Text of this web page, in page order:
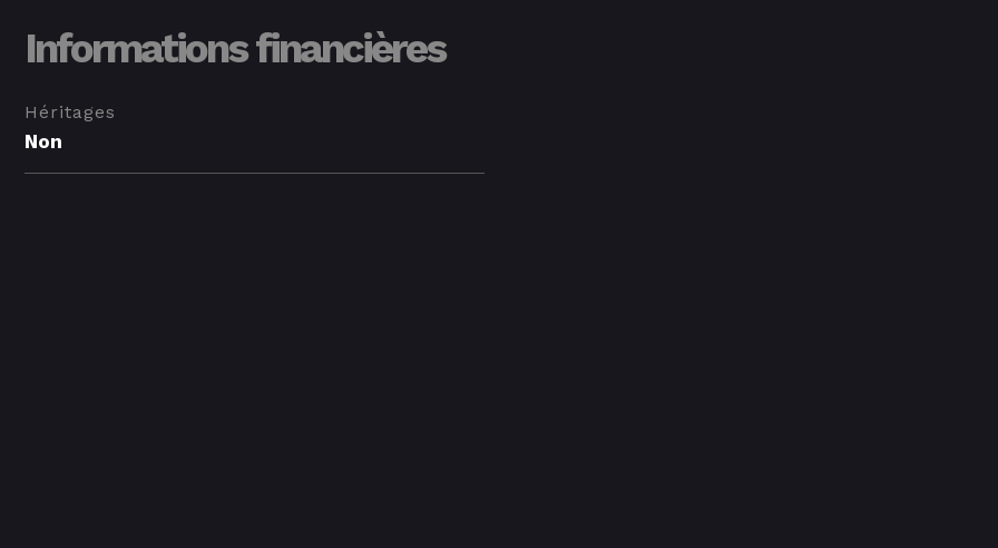
Informations financières
Héritages
Non